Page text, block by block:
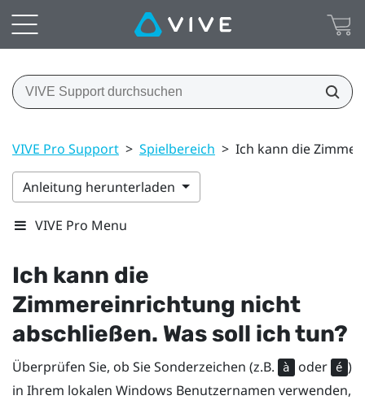
VIVE Pro Support > Spielbereich > Ich kann die
Anleitung herunterladen
VIVE Pro Menu
Ich kann die
Zimmereinrichtung nicht
abschließen. Was soll ich tun?
Überprüfen Sie, ob Sie Sonderzeichen (z.B. à oder é )
in Ihrem lokalen Windows Benutzernamen verwenden,